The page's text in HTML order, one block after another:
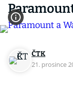
ČTK
21. prosince